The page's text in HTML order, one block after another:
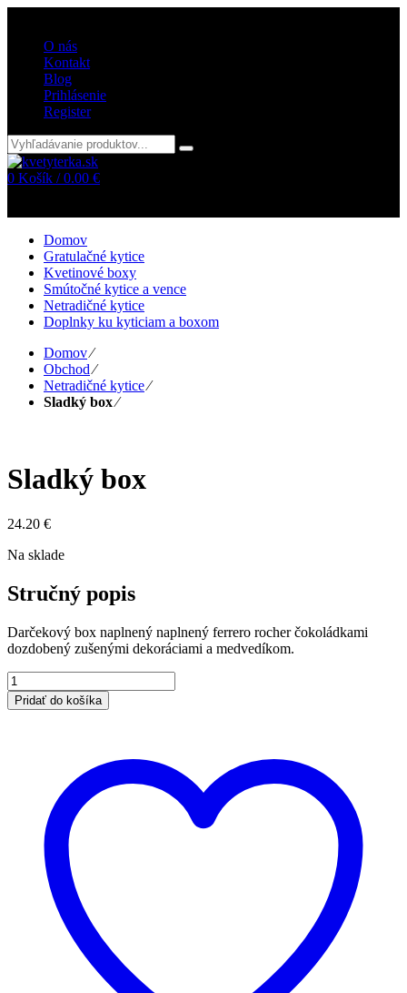
O nás
Kontakt
Blog
Prihlásenie
Register
0 Košík /0.00 €
Domov
Gratulačné kytice
Kvetinové boxy
Smútočné kytice a vence
Netradičné kytice
Doplnky ku kyticiam a boxom
Domov⁄
Obchod ⁄
Netradičné kytice⁄
Sladký box⁄
Sladký box
24.20 €
Na sklade
Stručný popis
Darčekový box naplnený naplnený ferrero rocher čokoládkami
dozdobený zušenými dekoráciami a medvedíkom.
Pridať do košíka